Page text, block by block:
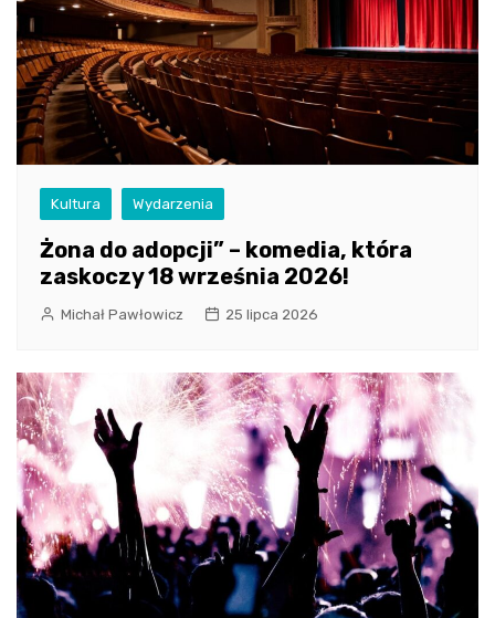
Kultura Wydarzenia
Żona do adopcji” – komedia, która
zaskoczy 18 września 2026!
Michał Pawłowicz 25 lipca 2026